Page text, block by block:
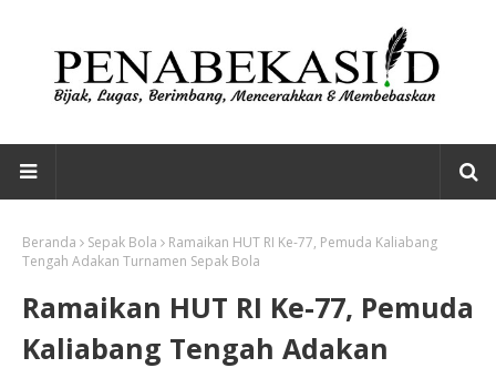
Beranda Sepak Bola
Ramaikan HUT RI Ke-77, Pemuda Kaliabang
Tengah Adakan Turnamen Sepak Bola
Ramaikan HUT RI Ke-77, Pemuda
Kaliabang Tengah Adakan